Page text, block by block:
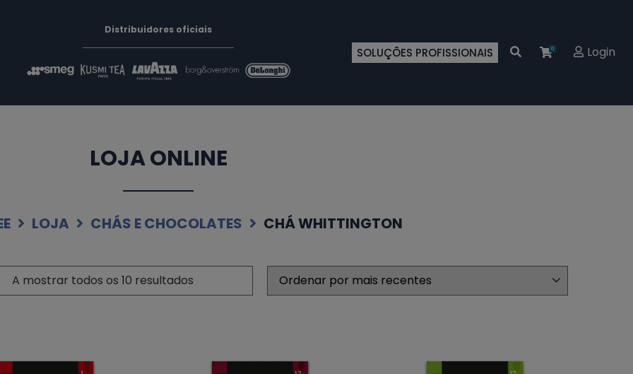
Distribuidores oficiais
SOLUÇÕES PROFISSIONAIS 0 Login
LOJA ONLINE
LOJA CHÁS E CHOCOLATES CHÁ WHITTINGTON
A mostrar todos os 10 resultados